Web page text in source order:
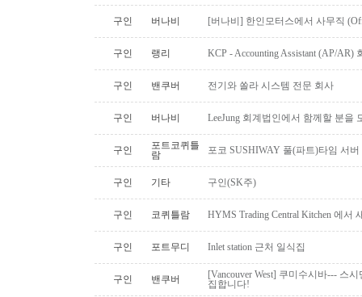
구인 버나비 [버나비] 한인모터스에서 사무직
구인 랭리 KCP - Accounting Assistant (AP/
구인 밴쿠버 전기와 쏠라 시스템 전문 회사
구인 버나비 LeeJung 회계법인에서 함께할 분을
구인
포트코퀴틀
람
포코 SUSHIWAY 풀(파트)타임 서버
구인 기타 구인(SK주)
구인 코퀴틀람 HYMS Trading Central Kitchen 에
구인 포트무디 Inlet station 근처 일식집
구인 밴쿠버
[Vancouver West] 쿠미수시바--- 스
집합니다!